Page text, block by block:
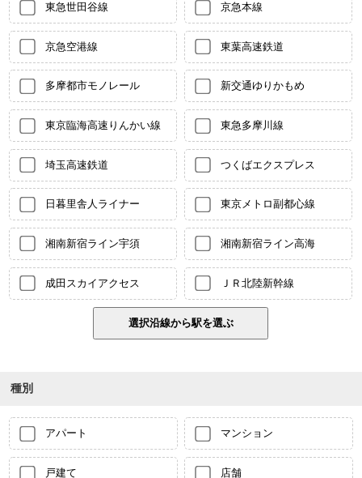
東急世田谷線 京急本線
京急空港線 東葉高速鉄道
多摩都市モノレール 新交通ゆりかもめ
東京臨海高速りんかい線 東急多摩川線
埼玉高速鉄道 つくばエクスプレス
日暮里舎人ライナー 東京メトロ副都心線
湘南新宿ライン宇須 湘南新宿ライン高海
成田スカイアクセス ＪＲ北陸新幹線
種別
アパート マンション
戸建て 店舗